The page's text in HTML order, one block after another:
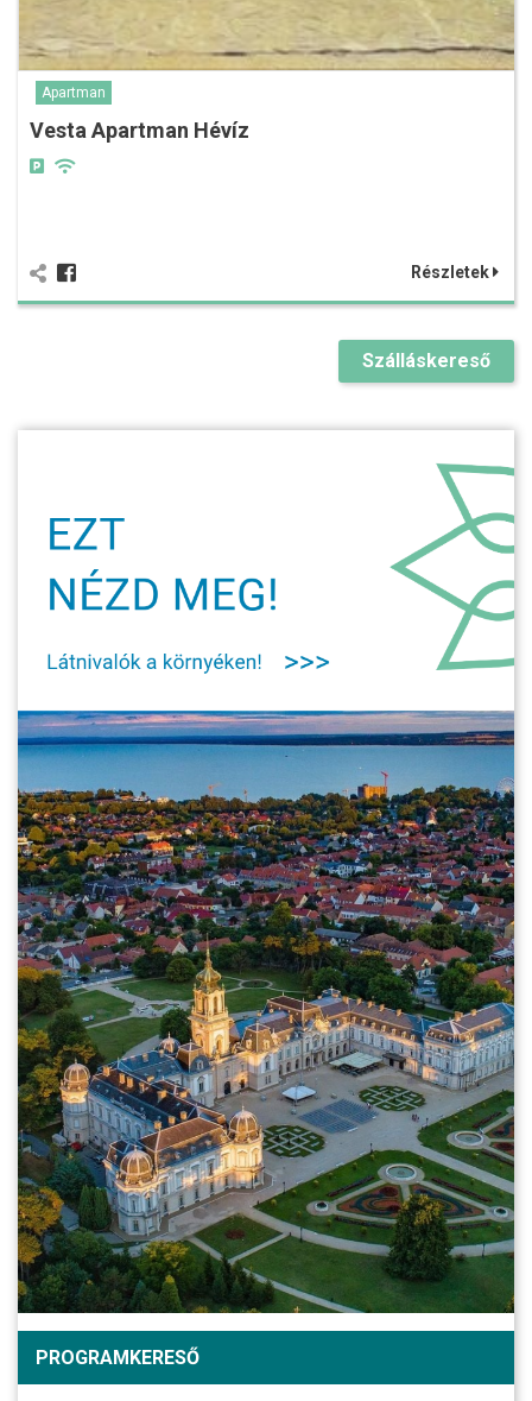
Apartman
Vesta Apartman Hévíz
Részletek
Szálláskereső
PROGRAMKERESŐ